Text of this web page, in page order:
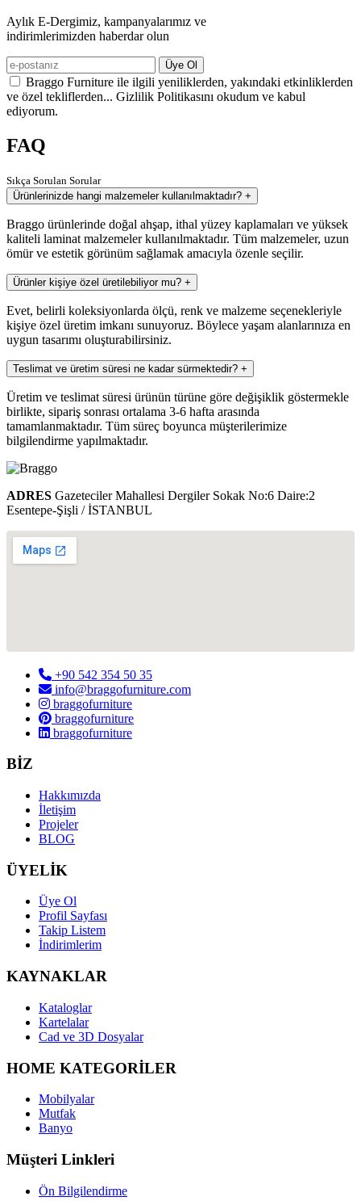
Aylık E-Dergimiz, kampanyalarımız ve
indirimlerimizden haberdar olun
Üye Ol
Braggo Furniture ile ilgili yeniliklerden, yakındaki etkinliklerden
ve özel tekliflerden... Gizlilik Politikasını okudum ve kabul
ediyorum.
FAQ
Sıkça Sorulan Sorular
Ürünlerinizde hangi malzemeler kullanılmaktadır? +
Braggo ürünlerinde doğal ahşap, ithal yüzey kaplamaları ve yüksek
kaliteli laminat malzemeler kullanılmaktadır. Tüm malzemeler, uzun
ömür ve estetik görünüm sağlamak amacıyla özenle seçilir.
Ürünler kişiye özel üretilebiliyor mu? +
Evet, belirli koleksiyonlarda ölçü, renk ve malzeme seçenekleriyle
kişiye özel üretim imkanı sunuyoruz. Böylece yaşam alanlarınıza en
uygun tasarımı oluşturabilirsiniz.
Teslimat ve üretim süresi ne kadar sürmektedir? +
Üretim ve teslimat süresi ürünün türüne göre değişiklik göstermekle
birlikte, sipariş sonrası ortalama 3-6 hafta arasında
tamamlanmaktadır. Tüm süreç boyunca müşterilerimize
bilgilendirme yapılmaktadır.
ADRES Gazeteciler Mahallesi Dergiler Sokak No:6 Daire:2
Esentepe-Şişli / İSTANBUL
+90 542 354 50 35
info@braggofurniture.com
braggofurniture
braggofurniture
braggofurniture
BİZ
Hakkımızda
İletişim
Projeler
BLOG
ÜYELİK
Üye Ol
Profil Sayfası
Takip Listem
İndirimlerim
KAYNAKLAR
Kataloglar
Kartelalar
Cad ve 3D Dosyalar
HOME KATEGORİLER
Mobilyalar
Mutfak
Banyo
Müşteri Linkleri
Ön Bilgilendirme